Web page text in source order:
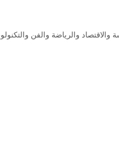
والرياضة والفن